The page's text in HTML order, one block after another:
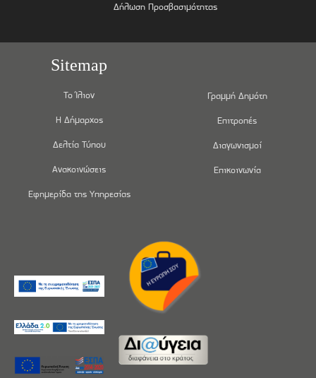
Δήλωση Προσβασιμότητας
Sitemap
Το Ίλιον
Η Δήμαρχος
Δελτία Τύπου
Ανακοινώσεις
Εφημερίδα της Υπηρεσίας
Γραμμή Δημότη
Επιτροπές
Διαγωνισμοί
Επικοινωνία